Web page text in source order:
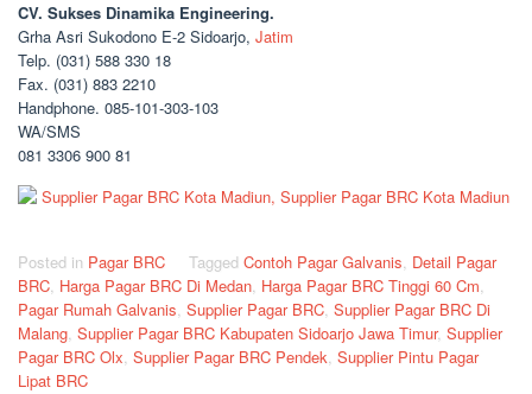
CV. Sukses Dinamika Engineering.
Grha Asri Sukodono E-2 Sidoarjo, Jatim
Telp. (031) 588 330 18
Fax. (031) 883 2210
Handphone. 085-101-303-103
WA/SMS
081 3306 900 81
Posted in Pagar BRC Tagged Contoh Pagar Galvanis, Detail Pagar
BRC, Harga Pagar BRC Di Medan, Harga Pagar BRC Tinggi 60 Cm,
Pagar Rumah Galvanis, Supplier Pagar BRC, Supplier Pagar BRC Di
Malang, Supplier Pagar BRC Kabupaten Sidoarjo Jawa Timur, Supplier
Pagar BRC Olx, Supplier Pagar BRC Pendek, Supplier Pintu Pagar
Lipat BRC